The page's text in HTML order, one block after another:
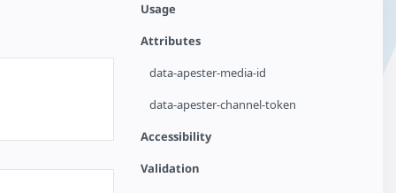
Usage
Attributes
data-apester-media-id
data-apester-channel-token
Accessibility
Validation